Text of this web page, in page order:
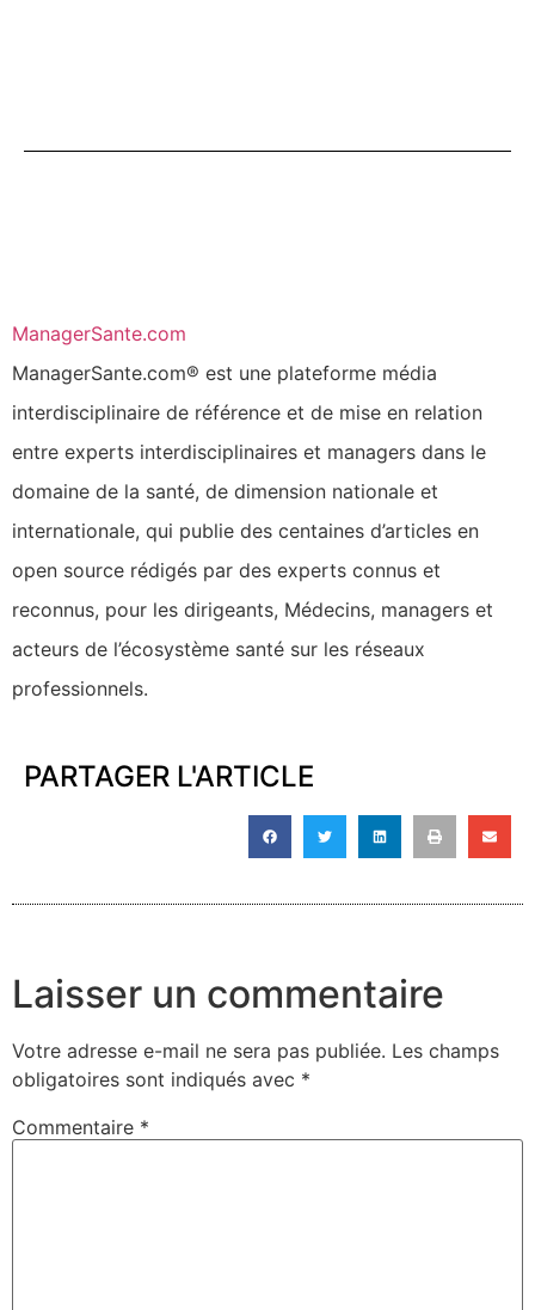
ManagerSante.com
ManagerSante.com® est une plateforme média
interdisciplinaire de référence et de mise en relation
entre experts interdisciplinaires et managers dans le
domaine de la santé, de dimension nationale et
internationale, qui publie des centaines d’articles en
open source rédigés par des experts connus et
reconnus, pour les dirigeants, Médecins, managers et
acteurs de l’écosystème santé sur les réseaux
professionnels.
PARTAGER L'ARTICLE
Laisser un commentaire
Votre adresse e-mail ne sera pas publiée. Les champs
obligatoires sont indiqués avec *
Commentaire *